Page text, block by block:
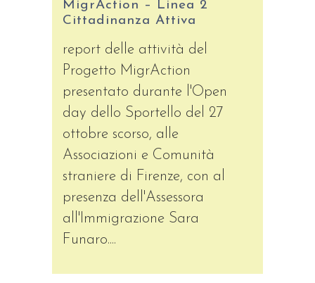
MigrAction – Linea 2
Cittadinanza Attiva
report delle attività del
Progetto MigrAction
presentato durante l'Open
day dello Sportello del 27
ottobre scorso, alle
Associazioni e Comunità
straniere di Firenze, con al
presenza dell'Assessora
all'Immigrazione Sara
Funaro....